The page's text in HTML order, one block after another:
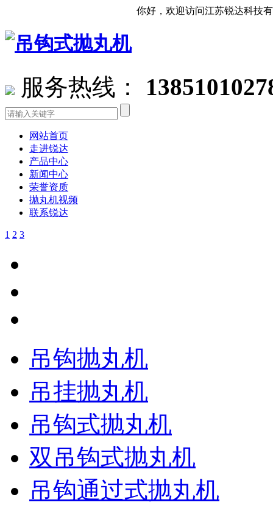
你好，欢迎访问江苏锐达科技有限公司官
服务热线：
网站首页
走进锐达
产品中心
新闻中心
荣誉资质
抛丸机视频
联系锐达
1 2 3
吊钩抛丸机
吊挂抛丸机
吊钩式抛丸机
双吊钩式抛丸机
吊钩通过式抛丸机